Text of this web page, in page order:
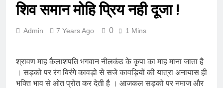
शिव समान मोहि प्रिय नही दूजा !
Admin 7 Years Ago 0 1 Mins
श्रावण माह कैलाशपति भगवान नीलकंठ के कृपा का माह माना जाता है
। सड़को पर रंग बिरंगे कावड़ो से सजे कावड़ियों की यात्रा अनायास ही
भक्ति भाव से ओत प्रोत कर देती है । आजकल सड़को पर नमाज और